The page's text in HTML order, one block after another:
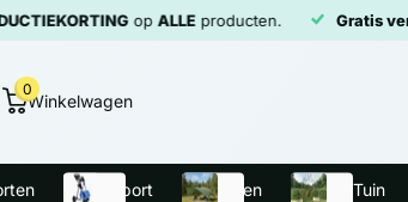
opALLEproducten. Gratis verzending
Winkelwagen
0
Buitensport Kamperen Huis en Tuin